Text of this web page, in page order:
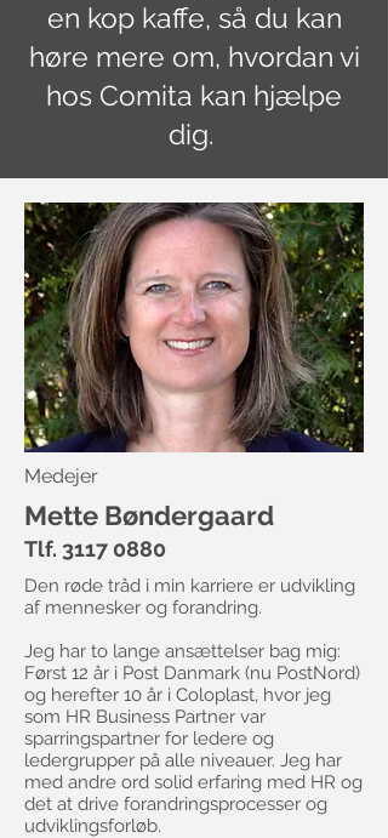
en kop kaffe, så du kan
høre mere om, hvordan vi
hos Comita kan hjælpe
dig.
Medejer
Mette Bøndergaard
Tlf. 3117 0880
Den røde tråd i min karriere er udvikling
af mennesker og forandring.
Jeg har to lange ansættelser bag mig:
Først 12 år i Post Danmark (nu PostNord)
og herefter 10 år i Coloplast, hvor jeg
som HR Business Partner var
sparringspartner for ledere og
ledergrupper på alle niveauer. Jeg har
med andre ord solid erfaring med HR og
det at drive forandringsprocesser og
udviklingsforløb.